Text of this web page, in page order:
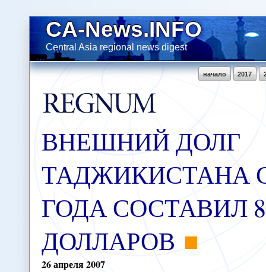
CA-News.INFO
Central Asia regional news digest
2017
начало
ВНЕШНИЙ ДОЛГ
ТАДЖИКИСТАНА
ГОДА СОСТАВИЛ
ДОЛЛАРОВ
26апреля2007